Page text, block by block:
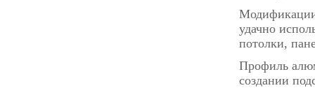
Модификации
удачно
потолки,
Профиль
создании